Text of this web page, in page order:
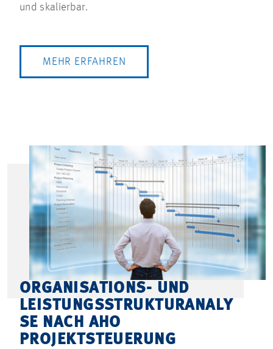
und skalierbar.
MEHR ERFAHREN
ORGANISATIONS- UND
LEISTUNGSSTRUKTURANALY
SE NACH AHO
PROJEKTSTEUERUNG